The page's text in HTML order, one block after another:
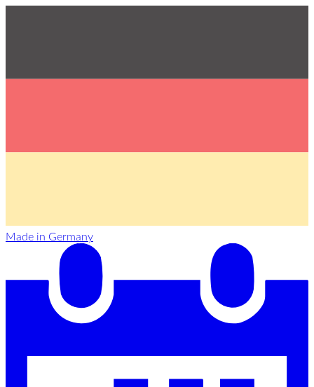
Made in Germany